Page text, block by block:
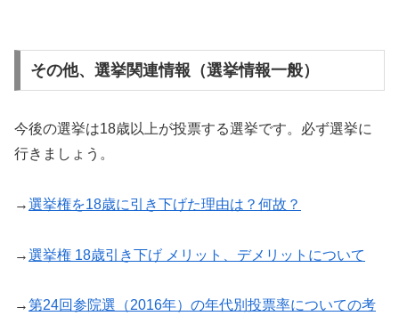
その他、選挙関連情報（選挙情報一般）
今後の選挙は18歳以上が投票する選挙です。必ず選挙に
行きましょう。
→選挙権を18歳に引き下げた理由は？何故？
→選挙権 18歳引き下げ メリット、デメリットについて
→第24回参院選（2016年）の年代別投票率についての考